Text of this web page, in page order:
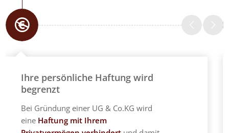
Ihre persönliche Haftung wird
begrenzt
Bei Gründung einer UG & Co.KG wird
eine Haftung mit Ihrem